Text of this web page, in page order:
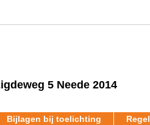
5 Neede 2014
Bijlagen bij toelichting